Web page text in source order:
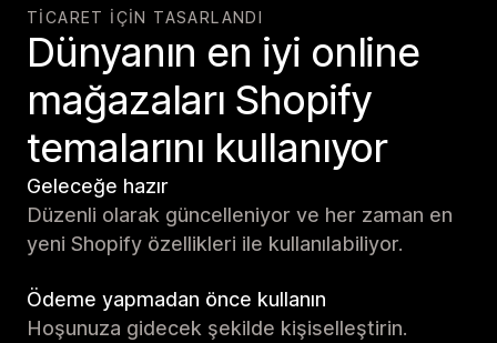
TICARET IÇIN TASARLANDI
Dünyanın en iyi online
mağazaları Shopify
temalarını kullanıyor
Geleceğe hazır
Düzenli olarak güncelleniyor ve her zaman en
yeni Shopify özellikleri ile kullanılabiliyor.
Ödeme yapmadan önce kullanın
Hoşunuza gidecek şekilde kişiselleştirin.